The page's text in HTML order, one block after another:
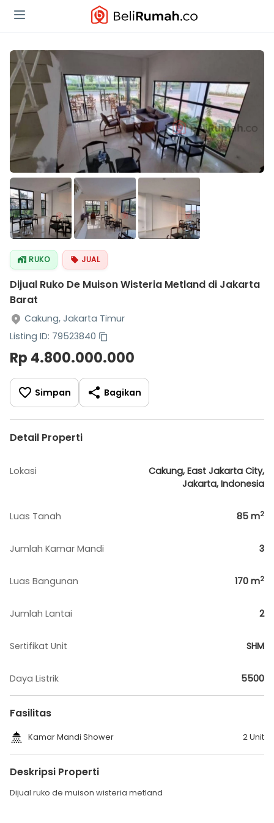
RUKO JUAL
Dijual Ruko De Muison Wisteria Metland di Jakarta
Barat
Cakung, Jakarta Timur
Listing ID: 79523840
Rp 4.800.000.000
Simpan Bagikan
Detail Properti
Lokasi
Cakung, East Jakarta City,
Jakarta, Indonesia
Luas Tanah 85 m2
Jumlah Kamar Mandi 3
Luas Bangunan 170 m2
Jumlah Lantai 2
Sertifikat Unit SHM
Daya Listrik 5500
Fasilitas
Kamar Mandi Shower 2 Unit
Deskripsi Properti
Dijual ruko de muison wisteria metland